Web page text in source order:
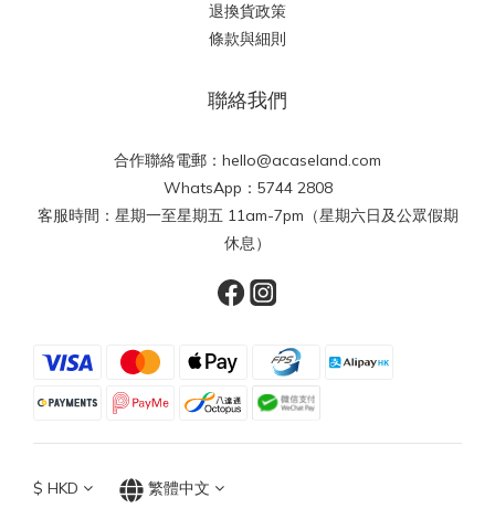
退換貨政策
條款與細則
聯絡我們
合作聯絡電郵：hello@acaseland.com
WhatsApp：5744 2808
客服時間：星期一至星期五 11am-7pm（星期六日及公眾假期
休息）
$ HKD 繁體中文